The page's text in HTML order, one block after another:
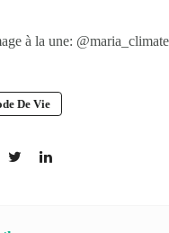
à la une:
De Vie